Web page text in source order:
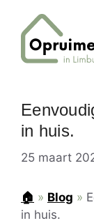
naar
inhoud
in huis.
25 maart
🏠 » Blog »
in huis.